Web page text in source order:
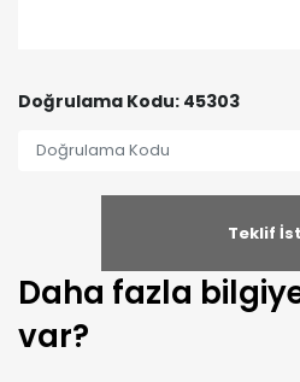
Doğrulama Kodu: 45303
Daha fazla
var?